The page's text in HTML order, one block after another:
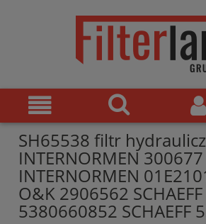
SH65538 filtr
INTERNORMEN 300677
INTERNORMEN
O&K 2906562 SCHAEFF
5380660852 SCHAEFF